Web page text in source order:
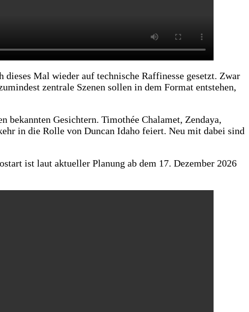
Mal wieder auf technische Raffinesse gesetzt. Zwar
zentrale Szenen sollen in dem Format entstehen,
bekannten Gesichtern. Timothée Chalamet, Zendaya,
in die Rolle von Duncan Idaho feiert. Neu mit dabei sind
ist laut aktueller Planung ab dem 17. Dezember 2026